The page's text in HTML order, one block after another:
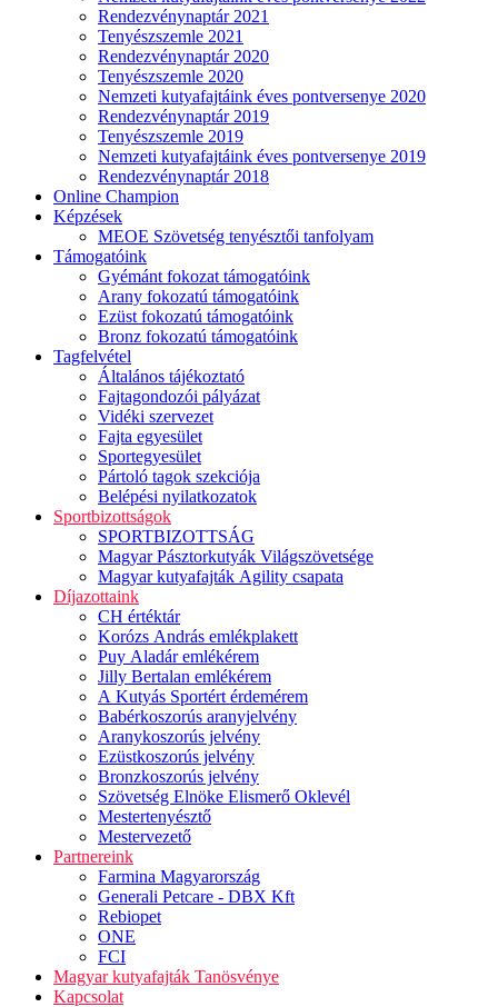
Rendezvénynaptár 2021
Tenyészszemle 2021
Rendezvénynaptár 2020
Tenyészszemle 2020
Nemzeti kutyafajtáink éves pontversenye 2020
Rendezvénynaptár 2019
Tenyészszemle 2019
Nemzeti kutyafajtáink éves pontversenye 2019
Rendezvénynaptár 2018
Online Champion
Képzések
MEOE Szövetség tenyésztői tanfolyam
Támogatóink
Gyémánt fokozat támogatóink
Arany fokozatú támogatóink
Ezüst fokozatú támogatóink
Bronz fokozatú támogatóink
Tagfelvétel
Általános tájékoztató
Fajtagondozói pályázat
Vidéki szervezet
Fajta egyesület
Sportegyesület
Pártoló tagok szekciója
Belépési nyilatkozatok
Sportbizottságok
SPORTBIZOTTSÁG
Magyar Pásztorkutyák Világszövetsége
Magyar kutyafajták Agility csapata
Díjazottaink
CH értéktár
Korózs András emlékplakett
Puy Aladár emlékérem
Jilly Bertalan emlékérem
A Kutyás Sportért érdemérem
Babérkoszorús aranyjelvény
Aranykoszorús jelvény
Ezüstkoszorús jelvény
Bronzkoszorús jelvény
Szövetség Elnöke Elismerő Oklevél
Mestertenyésztő
Mestervezető
Partnereink
Farmina Magyarország
Generali Petcare - DBX Kft
Rebiopet
ONE
FCI
Magyar kutyafajták Tanösvénye
Kapcsolat